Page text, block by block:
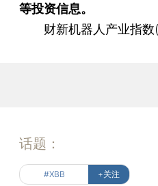
等投资信息。
财新机器人产业指数
话题：
#XBB +关注